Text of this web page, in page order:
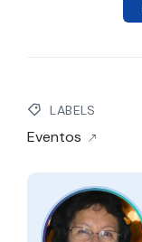
LABELS
Eventos